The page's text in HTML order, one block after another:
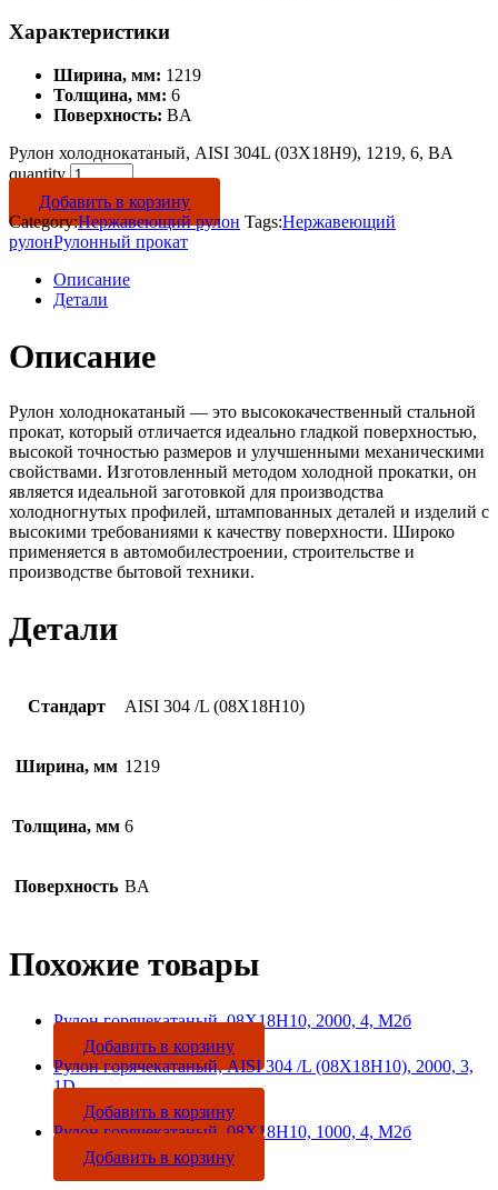
Характеристики
Ширина, мм: 1219
Толщина, мм: 6
Поверхность: BA
Рулон холоднокатаный, AISI 304L (03Х18Н9), 1219, 6, BA
quantity
Добавить в корзину
Category:Нержавеющий рулон Tags:Нержавеющий
рулонРулонный прокат
Описание
Детали
Описание
Рулон холоднокатаный — это высококачественный стальной
прокат, который отличается идеально гладкой поверхностью,
высокой точностью размеров и улучшенными механическими
свойствами. Изготовленный методом холодной прокатки, он
является идеальной заготовкой для производства
холодногнутых профилей, штампованных деталей и изделий с
высокими требованиями к качеству поверхности. Широко
применяется в автомобилестроении, строительстве и
производстве бытовой техники.
Детали
Стандарт AISI 304 /L (08Х18Н10)
Ширина, мм 1219
Толщина, мм 6
Поверхность BA
Похожие товары
Рулон горячекатаный, 08Х18Н10, 2000, 4, М2б
Добавить в корзину
Рулон горячекатаный, AISI 304 /L (08Х18Н10), 2000, 3,
1D
Добавить в корзину
Рулон горячекатаный, 08Х18Н10, 1000, 4, М2б
Добавить в корзину